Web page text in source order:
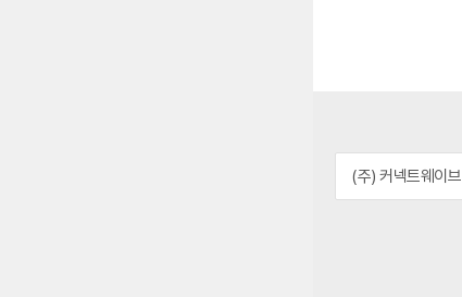
(주) 커넥트웨이브